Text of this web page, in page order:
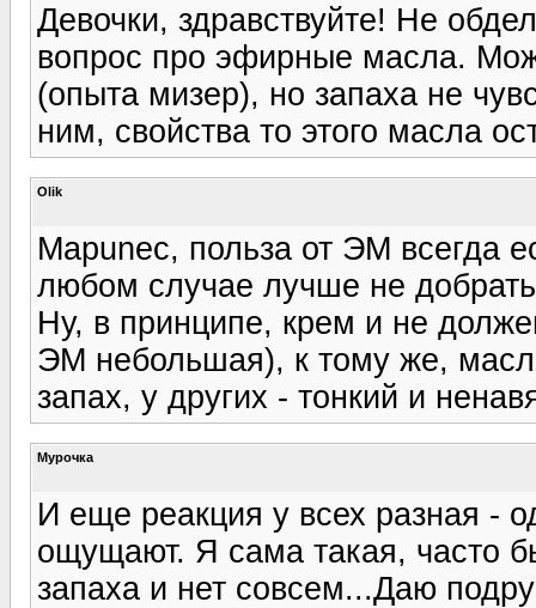
Девочки, здравствуйте! Не
вопрос про эфирные масла.
(опыта мизер), но запаха не
ним, свойства то этого масла
Olik
Mapunec, польза от ЭМ всегда
любом случае лучше не
Ну, в принципе, крем и не
ЭМ небольшая), к тому же,
запах, у других - тонкий и
Мурочка
И еще реакция у всех разная -
ощущают. Я сама такая, часто
запаха и нет совсем...Даю